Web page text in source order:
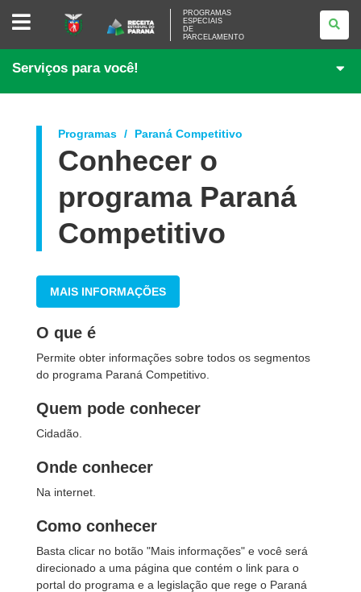
PROGRAMAS
ESPECIAIS
PARCELAMENTO
PROGRAMAS
ESPECIAIS
DE
PARCELAMENTO
Serviços para você!
Programas Paraná Competitivo
Conhecer o
programa Paraná
Competitivo
MAIS INFORMAÇÕES
O que é
Permite obter informações sobre todos os segmentos
do programa Paraná Competitivo.
Quem pode conhecer
Cidadão.
Onde conhecer
Na internet.
Como conhecer
Basta clicar no botão "Mais informações" e você será
direcionado a uma página que contém o link para o
portal do programa e a legislação que rege o Paraná